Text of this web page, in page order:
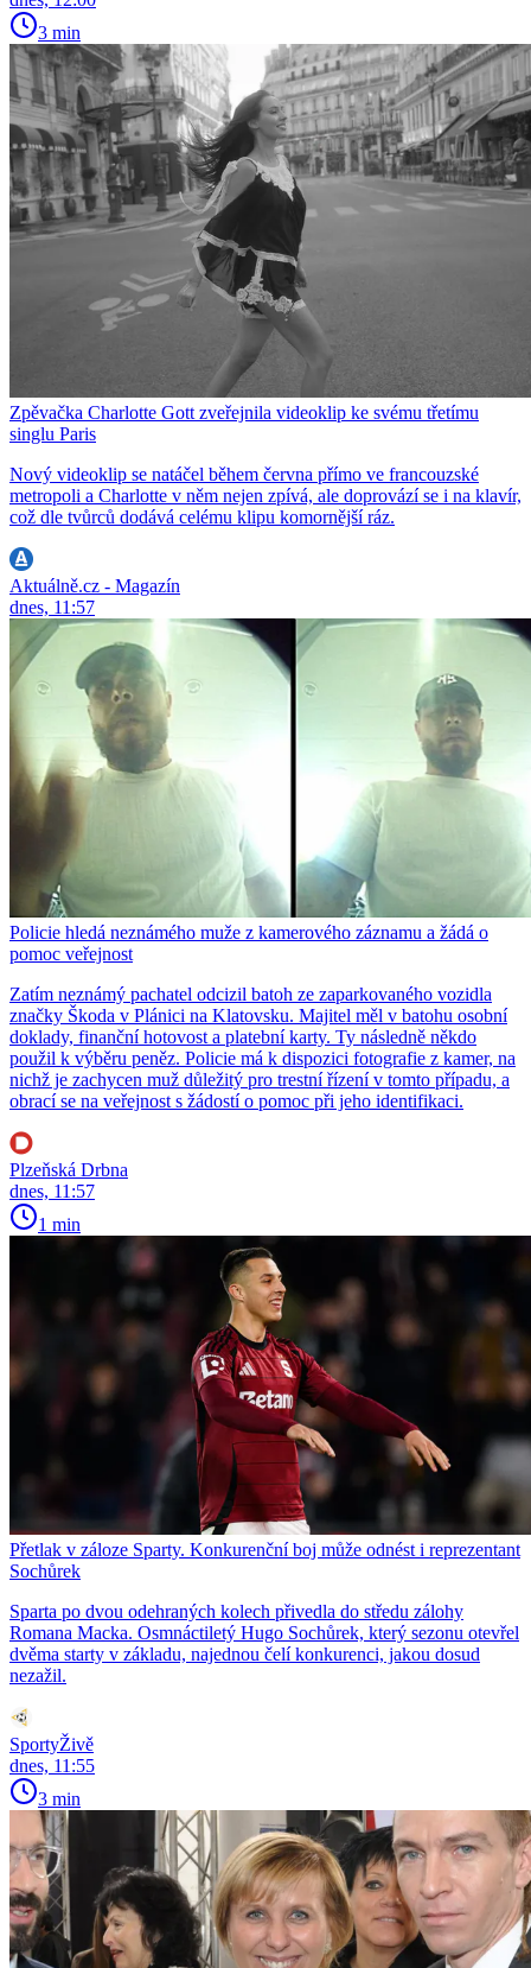
3 min
Zpěvačka Charlotte Gott zveřejnila videoklip ke svému třetímu
singlu Paris
Nový videoklip se natáčel během června přímo ve francouzské
metropoli a Charlotte v něm nejen zpívá, ale doprovází se i na klavír,
což dle tvůrců dodává celému klipu komornější ráz.
Aktuálně.cz - Magazín
dnes, 11:57
Policie hledá neznámého muže z kamerového záznamu a žádá o
pomoc veřejnost
Zatím neznámý pachatel odcizil batoh ze zaparkovaného vozidla
značky Škoda v Plánici na Klatovsku. Majitel měl v batohu osobní
doklady, finanční hotovost a platební karty. Ty následně někdo
použil k výběru peněz. Policie má k dispozici fotografie z kamer, na
nichž je zachycen muž důležitý pro trestní řízení v tomto případu, a
obrací se na veřejnost s žádostí o pomoc při jeho identifikaci.
Plzeňská Drbna
dnes, 11:57
1 min
Přetlak v záloze Sparty. Konkurenční boj může odnést i reprezentant
Sochůrek
Sparta po dvou odehraných kolech přivedla do středu zálohy
Romana Macka. Osmnáctiletý Hugo Sochůrek, který sezonu otevřel
dvěma starty v základu, najednou čelí konkurenci, jakou dosud
nezažil.
SportyŽivě
dnes, 11:55
3 min